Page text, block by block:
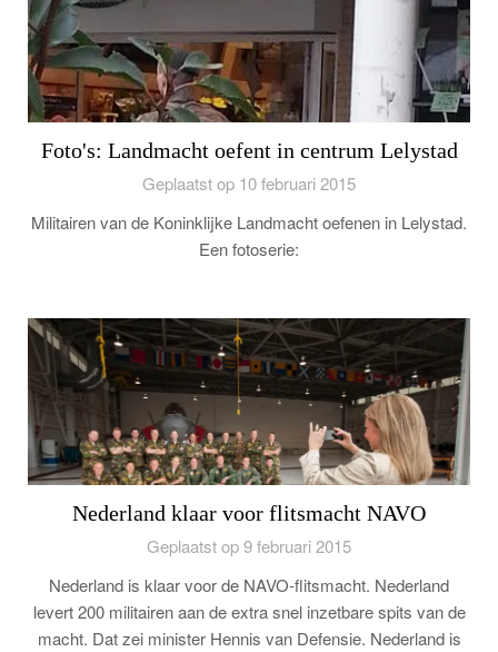
Foto's: Landmacht oefent in centrum Lelystad
Geplaatst op 10 februari 2015
Militairen van de Koninklijke Landmacht oefenen in Lelystad.
Een fotoserie:
Nederland klaar voor flitsmacht NAVO
Geplaatst op 9 februari 2015
Nederland is klaar voor de NAVO-flitsmacht. Nederland
levert 200 militairen aan de extra snel inzetbare spits van de
macht. Dat zei minister Hennis van Defensie. Nederland is